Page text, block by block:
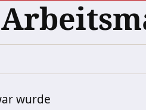
wurde